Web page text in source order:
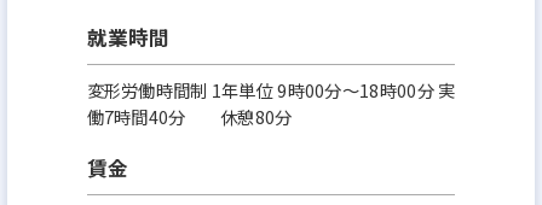
就業時間
変形労働時間制 1年単位 9時00分〜18時00分 実
働7時間40分 休憩80分
賃金